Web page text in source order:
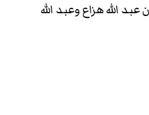
الله هزاع وعبد الله